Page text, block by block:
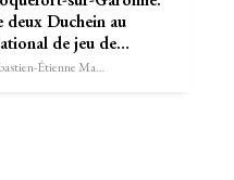
deux Duchein au
de jeu de…
Sébastien-Étienne Marechal